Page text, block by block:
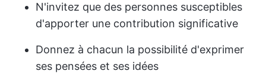
N'invitez que des personnes susceptibles
d'apporter une contribution significative
Donnez à chacun la possibilité d'exprimer
ses pensées et ses idées